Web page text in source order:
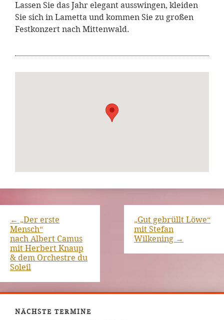
Lassen Sie das Jahr elegant ausswingen, kleiden
Sie sich in Lametta und kommen Sie zu großen
Festkonzert nach Mittenwald.
← „Der erste
Mensch“
nach Albert Camus
mit Herbert Knaup
& dem Orchestre du
Soleil
„Gut gebrüllt Löwe“
mit Stefan
Wilkening →
NÄCHSTE TERMINE